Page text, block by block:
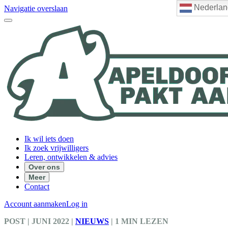
Navigatie overslaan
Ik wil iets doen
Ik zoek vrijwilligers
Leren, ontwikkelen & advies
Over ons
Meer
Contact
Account aanmakenLog in
POST | JUNI 2022 | NIEUWS | 1 MIN LEZEN